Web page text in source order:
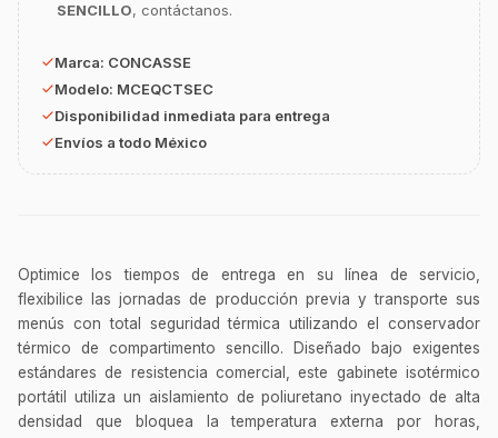
SENCILLO, contáctanos.
Marca: CONCASSE
Modelo: MCEQCTSEC
Disponibilidad inmediata para entrega
Envíos a todo México
Optimice los tiempos de entrega en su línea de servicio,
flexibilice las jornadas de producción previa y transporte sus
menús con total seguridad térmica utilizando el conservador
térmico de compartimento sencillo. Diseñado bajo exigentes
estándares de resistencia comercial, este gabinete isotérmico
portátil utiliza un aislamiento de poliuretano inyectado de alta
densidad que bloquea la temperatura externa por horas,
de cocina profesional de GastroArt.
¿En qué te puedo apoyar hoy con tu
equipamiento o utensilios?